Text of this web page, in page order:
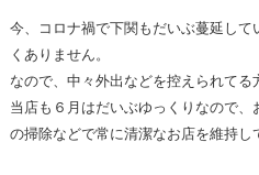
今、コロナ禍で下関もだいぶ蔓延し
くありません。
なので、中々外出などを控えられてる
当店も６月はだいぶゆっくりなので
の掃除などで常に清潔なお店を維持し